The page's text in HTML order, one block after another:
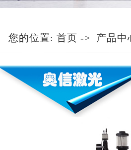
您的位置: 首页 -> 产品中